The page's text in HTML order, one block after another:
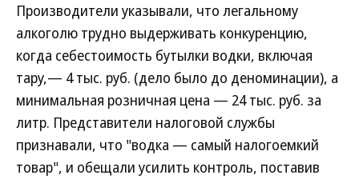
Производители указывали, что легальному
алкоголю трудно выдерживать конкуренцию,
когда себестоимость бутылки водки, включая
тару,— 4 тыс. руб. (дело было до деноминации), а
минимальная розничная цена — 24 тыс. руб. за
литр. Представители налоговой службы
признавали, что "водка — самый налогоемкий
товар", и обещали усилить контроль, поставив